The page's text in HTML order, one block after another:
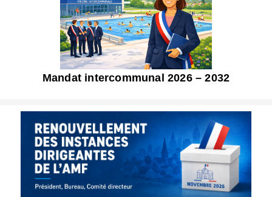
Mandat intercommunal 2026 – 2032